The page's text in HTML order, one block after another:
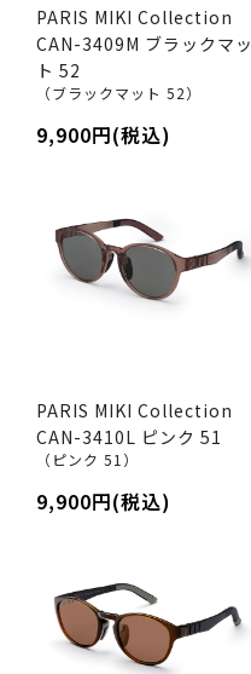
PARIS MIKI Collection
CAN-3409M ブラックマッ
ト 52
（ブラックマット 52）
9,900円(税込)
PARIS MIKI Collection
CAN-3410L ピンク 51
（ピンク 51）
9,900円(税込)